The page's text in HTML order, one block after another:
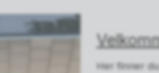
Her finner